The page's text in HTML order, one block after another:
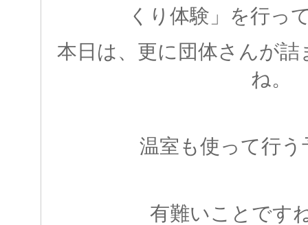
くり体験」を行っ
本日は、更に団体さんが
ね。
温室も使って行う
有難いことです